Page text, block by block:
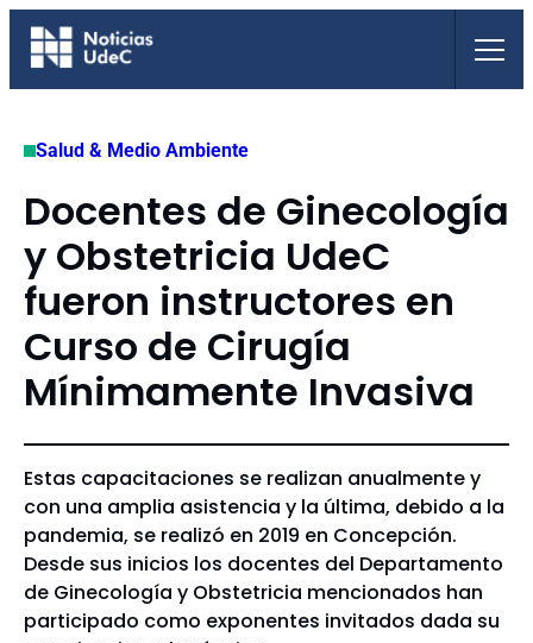
Saltar
Salud & Medio Ambiente
Docentes de Ginecología
y Obstetricia UdeC
fueron instructores en
Curso de Cirugía
Mínimamente Invasiva
Estas capacitaciones se realizan anualmente y
con una amplia asistencia y la última, debido a la
pandemia, se realizó en 2019 en Concepción.
Desde sus inicios los docentes del Departamento
de Ginecología y Obstetricia mencionados han
participado como exponentes invitados dada su